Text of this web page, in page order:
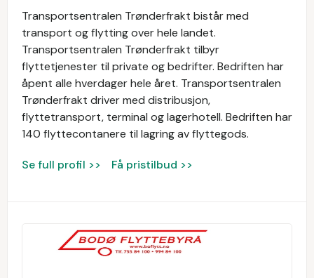
Transportsentralen Trønderfrakt bistår med
transport og flytting over hele landet.
Transportsentralen Trønderfrakt tilbyr
flyttetjenester til private og bedrifter. Bedriften har
åpent alle hverdager hele året. Transportsentralen
Trønderfrakt driver med distribusjon,
flyttetransport, terminal og lagerhotell. Bedriften har
140 flyttecontanere til lagring av flyttegods.
Se full profil >> Få pristilbud >>